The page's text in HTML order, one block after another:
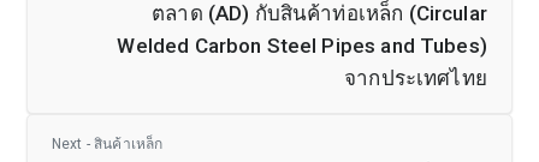
ตลาด (AD) กับสินค้าท่อเหล็ก (Circular
Welded Carbon Steel Pipes and Tubes)
จากประเทศไทย
Next - สินค้าเหล็ก